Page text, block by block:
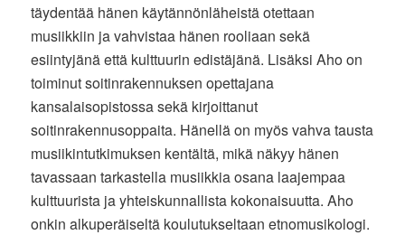
täydentää hänen käytännönläheistä otettaan
musiikkiin ja vahvistaa hänen rooliaan sekä
esiintyjänä että kulttuurin edistäjänä. Lisäksi Aho on
toiminut soitinrakennuksen opettajana
kansalaisopistossa sekä kirjoittanut
soitinrakennusoppaita. Hänellä on myös vahva tausta
musiikintutkimuksen kentältä, mikä näkyy hänen
tavassaan tarkastella musiikkia osana laajempaa
kulttuurista ja yhteiskunnallista kokonaisuutta. Aho
onkin alkuperäiseltä koulutukseltaan etnomusikologi.